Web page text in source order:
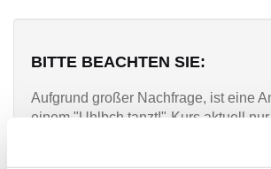
BITTE BEACHTEN SIE:
Aufgrund großer Nachfrage, ist eine
einem "Uhlbch tanzt!"-Kurs aktuell
möglich, die bereits in einem der